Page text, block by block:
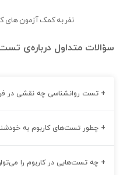
نفر به کمک آزمون های
سؤالات متداول درباره‌ی
+ تست روانشناسی چه نقشی در
+ چطور تست‌های کاربوم به
+ چه تست‌هایی در کاربوم را